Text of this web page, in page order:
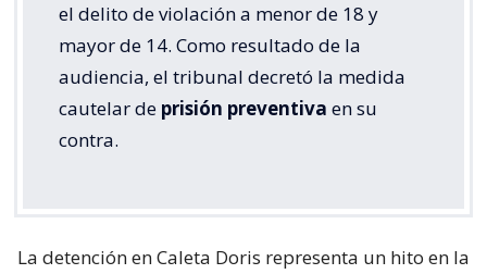
el delito de violación a menor de 18 y
mayor de 14. Como resultado de la
audiencia, el tribunal decretó la medida
cautelar de prisión preventiva en su
contra.
La detención en Caleta Doris representa un hito en la